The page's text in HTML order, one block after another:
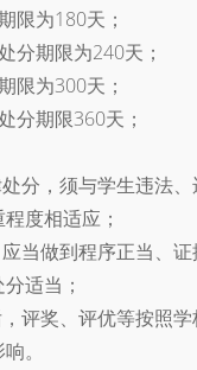
限为180天；
分期限为240天；
限为300天；
分期限360天；
分，须与学生违法
度相适应；
当做到程序正当、
适当；
评奖、评优等按照学
。